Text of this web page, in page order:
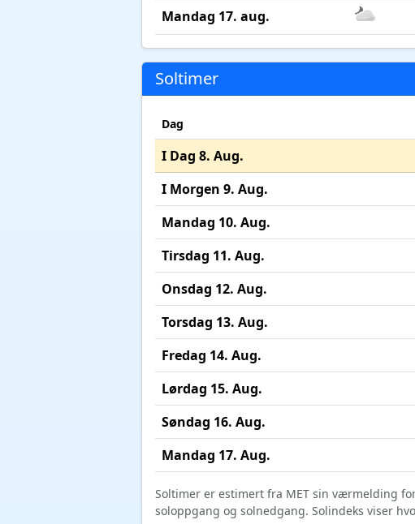
Mandag 17. aug.
Soltimer
Dag
I Dag 8. Aug.
I Morgen 9. Aug.
Mandag 10. Aug.
Tirsdag 11. Aug.
Onsdag 12. Aug.
Torsdag 13. Aug.
Fredag 14. Aug.
Lørdag 15. Aug.
Søndag 16. Aug.
Mandag 17. Aug.
Soltimer er estimert fra MET sin værmelding
soloppgang og solnedgang. Solindeks viser